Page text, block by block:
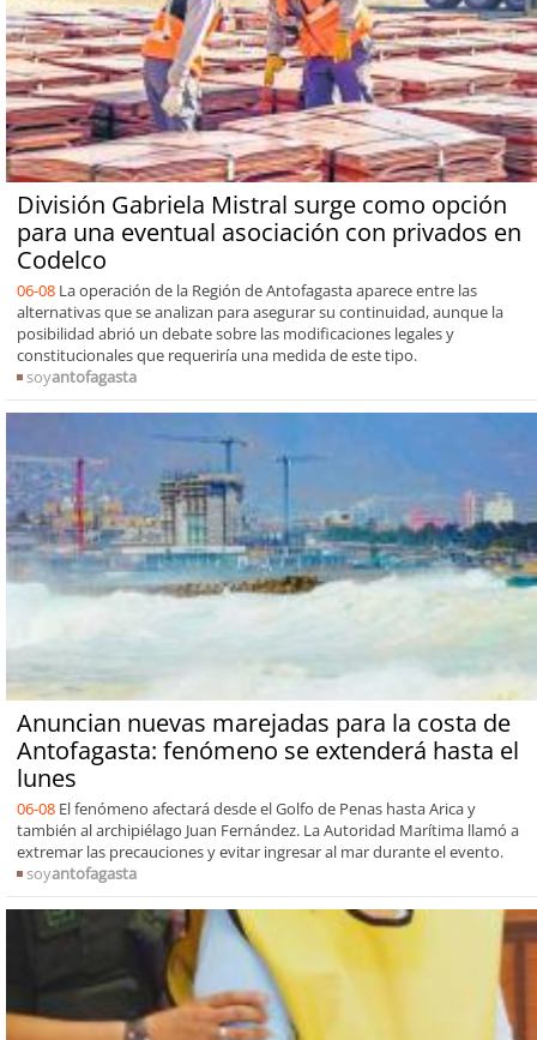
División Gabriela Mistral surge como opción
para una eventual asociación con privados en
Codelco
06-08 La operación de la Región de Antofagasta aparece entre las
alternativas que se analizan para asegurar su continuidad, aunque la
posibilidad abrió un debate sobre las modificaciones legales y
constitucionales que requeriría una medida de este tipo.
soyantofagasta
Anuncian nuevas marejadas para la costa de
Antofagasta: fenómeno se extenderá hasta el
lunes
06-08 El fenómeno afectará desde el Golfo de Penas hasta Arica y
también al archipiélago Juan Fernández. La Autoridad Marítima llamó a
extremar las precauciones y evitar ingresar al mar durante el evento.
soyantofagasta